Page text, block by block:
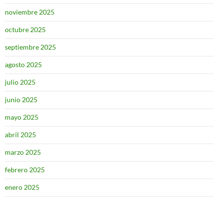
noviembre 2025
octubre 2025
septiembre 2025
agosto 2025
julio 2025
junio 2025
mayo 2025
abril 2025
marzo 2025
febrero 2025
enero 2025